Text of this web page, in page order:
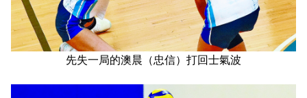
先失一局的澳晨（忠信）打回士氣波